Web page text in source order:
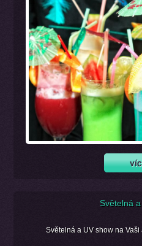
Světelná
Světelná a UV show na